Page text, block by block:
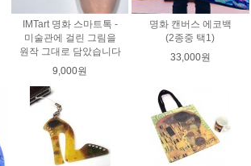
IMTart 명화 스마트톡 -
미술관에 걸린 그림을
원작 그대로 담았습니다
9,000원
명화 캔버스 에코백
(2종중 택1)
33,000원